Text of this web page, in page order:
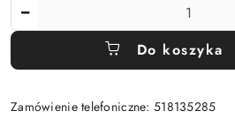
Do koszyka
Zamówienie telefoniczne: 518135285